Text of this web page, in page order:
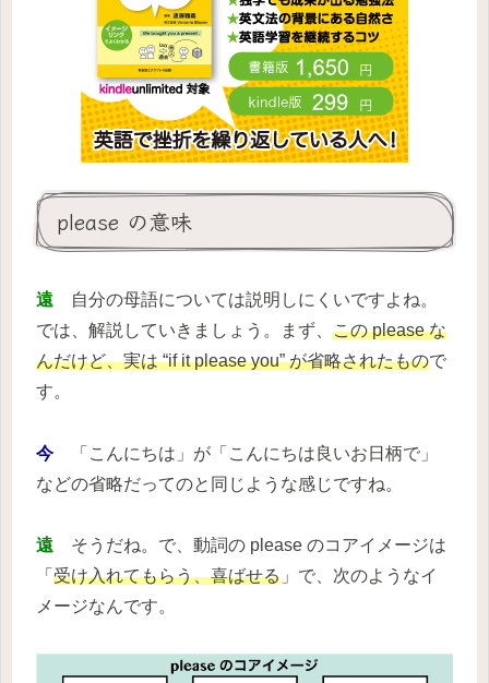
please の意味
遠 自分の母語については説明しにくいですよね。
では、解説していきましょう。まず、 この please な
んだけど、実は “if it please you” が省略されたもので
す。
今 「こんにちは」が「こんにちは良いお日柄で」
などの省略だってのと同じような感じですね。
遠 そうだね。で、動詞の please のコアイメージは
「 受け入れてもらう、喜ばせる 」で、次のようなイ
メージなんです。